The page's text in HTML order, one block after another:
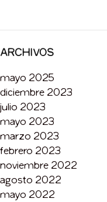
ARCHIVOS
mayo 2025
diciembre 2023
julio 2023
mayo 2023
marzo 2023
febrero 2023
noviembre 2022
agosto 2022
mayo 2022